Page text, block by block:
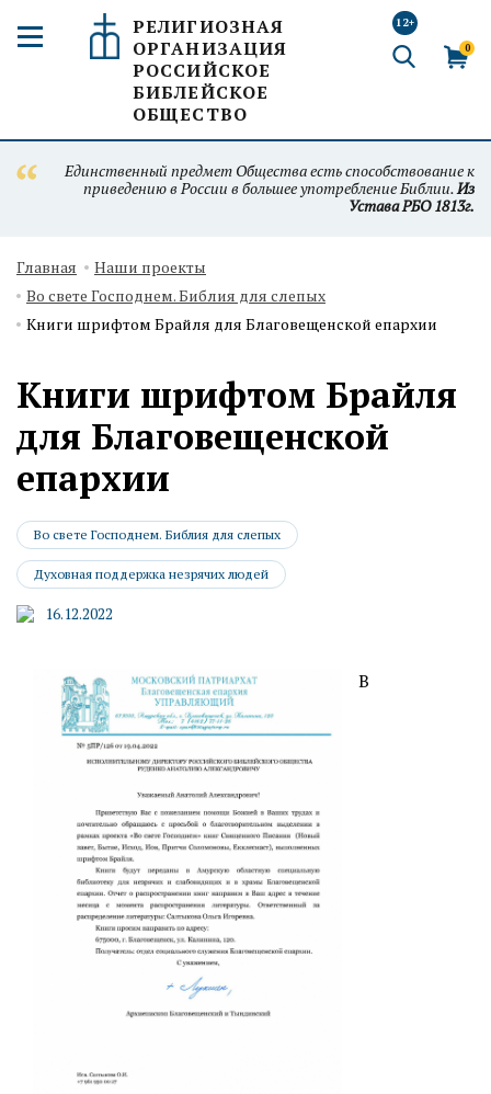
РЕЛИГИОЗНАЯ
ОРГАНИЗАЦИЯ
РОССИЙСКОЕ
БИБЛЕЙСКОЕ
ОБЩЕСТВО
12+
0
Единственный предмет Общества есть способствование к
приведению в России в большее употребление Библии.Из
Устава РБО 1813г.
Главная
Наши проекты
Во свете Господнем. Библия для слепых
Книги шрифтом Брайля для Благовещенской епархии
Книги шрифтом Брайля
для Благовещенской
епархии
Во свете Господнем. Библия для слепых
Духовная поддержка незрячих людей
16.12.2022
В